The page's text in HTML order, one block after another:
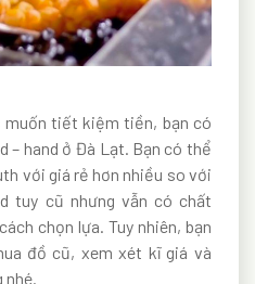
muốn tiết kiệm tiền, bạn có
– hand ở Đà Lạt. Bạn có thể
với giá rẻ hơn nhiều so với
tuy cũ nhưng vẫn có chất
chọn lựa. Tuy nhiên, bạn
đồ cũ, xem xét kĩ giá và